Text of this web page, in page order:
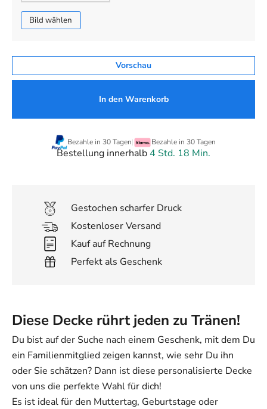
Bild wählen
Vorschau
In den Warenkorb
Bezahle in 30 Tagen| Bezahle in 30 Tagen
Bestellung innerhalb4 Std. 18 Min.
Gestochen scharfer Druck
Kostenloser Versand
Kauf auf Rechnung
Perfekt als Geschenk
Diese Decke rührt jeden zu Tränen!
Du bist auf der Suche nach einem Geschenk, mit dem Du
ein Familienmitglied zeigen kannst, wie sehr Du ihn
oder Sie schätzen? Dann ist diese personalisierte Decke
von uns die perfekte Wahl für dich!
Es ist ideal für den Muttertag, Geburtstage oder